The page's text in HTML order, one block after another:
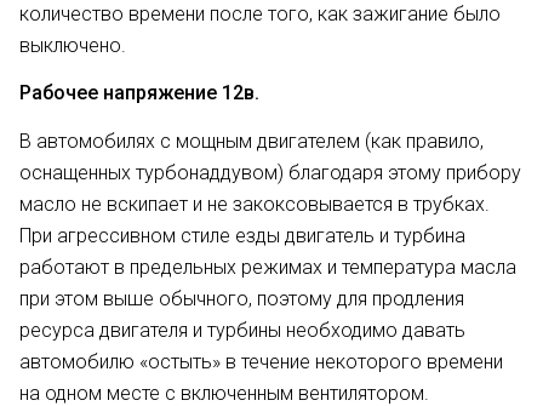
количество времени после того, как зажигание было
выключено.
Рабочее напряжение 12в.
В автомобилях с мощным двигателем (как правило,
оснащенных турбонаддувом) благодаря этому прибору
масло не вскипает и не закоксовывается в трубках.
При агрессивном стиле езды двигатель и турбина
работают в предельных режимах и температура масла
при этом выше обычного, поэтому для продления
ресурса двигателя и турбины необходимо давать
автомобилю «остыть» в течение некоторого времени
на одном месте с включенным вентилятором.